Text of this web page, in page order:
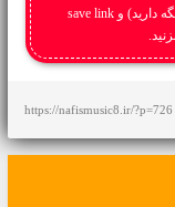
روی لینک دانلود کلیک راست کرده(یا روی آن نگه دارید) و save link
https://nafismusic8.ir/?p=726